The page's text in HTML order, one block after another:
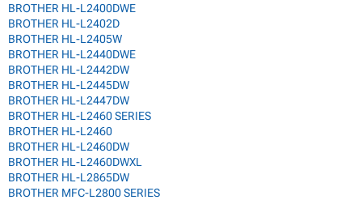
BROTHER HL-L2400DWE
BROTHER HL-L2402D
BROTHER HL-L2405W
BROTHER HL-L2440DWE
BROTHER HL-L2442DW
BROTHER HL-L2445DW
BROTHER HL-L2447DW
BROTHER HL-L2460 SERIES
BROTHER HL-L2460
BROTHER HL-L2460DW
BROTHER HL-L2460DWXL
BROTHER HL-L2865DW
BROTHER MFC-L2800 SERIES